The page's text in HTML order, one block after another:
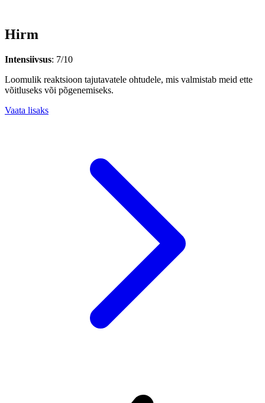
Hirm
Intensiivsus: 7/10
Loomulik reaktsioon tajutavatele ohtudele, mis valmistab meid ette
võitluseks või põgenemiseks.
Vaata lisaks